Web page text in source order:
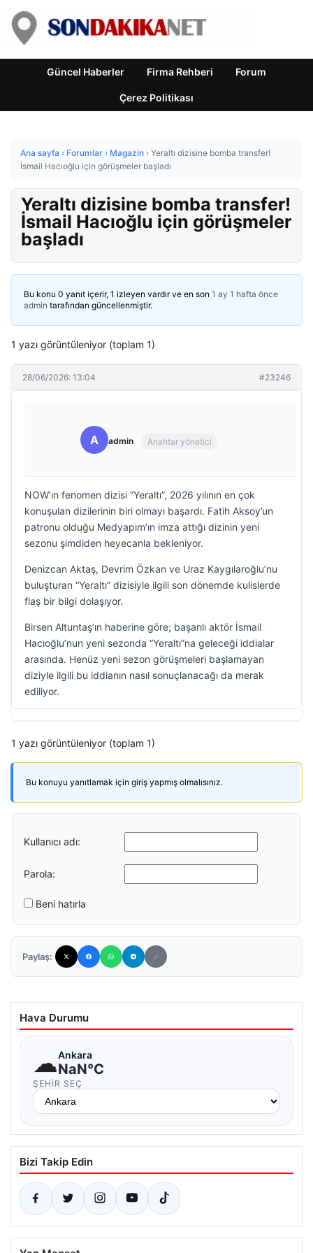
Güncel Haberler Firma Rehberi Forum
Çerez Politikası
Ana sayfa › Forumlar › Magazin › Yeraltı dizisine bomba transfer!
İsmail Hacıoğlu için görüşmeler başladı
Yeraltı dizisine bomba transfer!
İsmail Hacıoğlu için görüşmeler
başladı
Bu konu 0 yanıt içerir, 1 izleyen vardır ve en son 1 ay 1 hafta önce
admin tarafından güncellenmiştir.
1 yazı görüntüleniyor (toplam 1)
28/06/2026: 13:04 #23246
A admin Anahtar yönetici
NOW’ın fenomen dizisi “Yeraltı”, 2026 yılının en çok
konuşulan dizilerinin biri olmayı başardı. Fatih Aksoy’un
patronu olduğu Medyapım’ın imza attığı dizinin yeni
sezonu şimdiden heyecanla bekleniyor.
Denizcan Aktaş, Devrim Özkan ve Uraz Kaygılaroğlu’nu
buluşturan “Yeraltı” dizisiyle ilgili son dönemde kulislerde
flaş bir bilgi dolaşıyor.
Birsen Altuntaş’ın haberine göre; başarılı aktör İsmail
Hacıoğlu’nun yeni sezonda “Yeraltı”na geleceği iddialar
arasında. Henüz yeni sezon görüşmeleri başlamayan
diziyle ilgili bu iddianın nasıl sonuçlanacağı da merak
ediliyor.
1 yazı görüntüleniyor (toplam 1)
Bu konuyu yanıtlamak için giriş yapmış olmalısınız.
Kullanıcı adı:
Parola:
Beni hatırla
Paylaş:
Hava Durumu
☁Ankara
NaN°C
ŞEHIR SEÇ
Bizi Takip Edin